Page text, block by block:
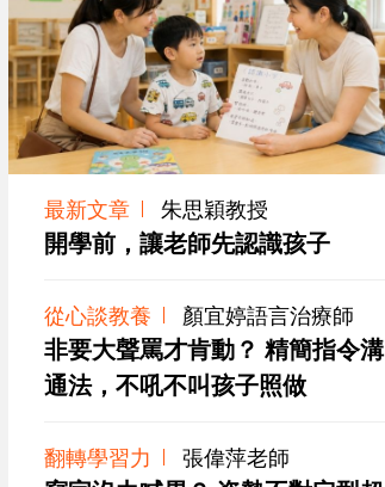
最新文章 朱思穎教授
開學前，讓老師先認識孩子
從心談教養 顏宜婷語言治療師
非要大聲罵才肯動？ 精簡指令溝
通法，不吼不叫孩子照做
翻轉學習力 張偉萍老師